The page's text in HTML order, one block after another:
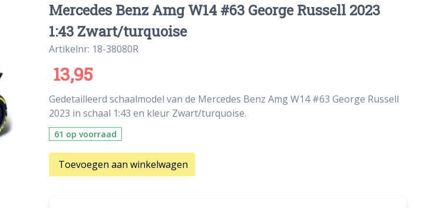
Mercedes Benz Amg W14 #63 George Russell 2023
1:43 Zwart/turquoise
Artikelnr: 18-38080R
13,95
Gedetailleerd schaalmodel van de Mercedes Benz Amg W14 #63 George Russell
2023 in schaal 1:43 en kleur Zwart/turquoise.
61 op voorraad
Toevoegen aan winkelwagen